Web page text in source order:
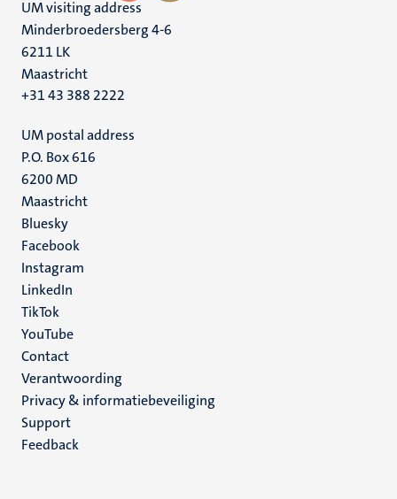
UM visiting address
Minderbroedersberg 4-6
6211 LK
Maastricht
+31 43 388 2222
UM postal address
P.O. Box 616
6200 MD
Maastricht
Social
media
Bluesky
Facebook
Instagram
LinkedIn
TikTok
YouTube
Menu
footer
(NL)
Contact
Verantwoording
Privacy & informatiebeveiliging
Support
Feedback